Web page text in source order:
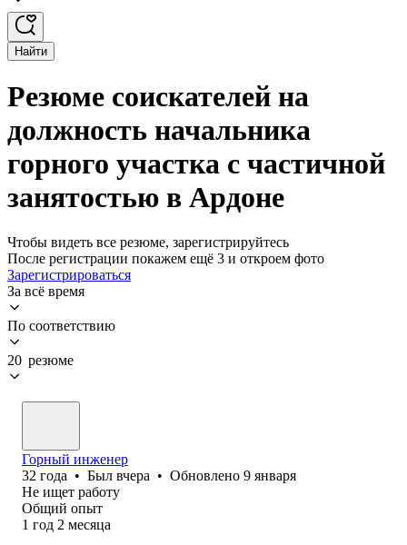
Найти
Резюме соискателей на
должность начальника
горного участка с частичной
занятостью в Ардоне
Чтобы видеть все резюме, зарегистрируйтесь
После регистрации покажем ещё 3 и откроем фото
Зарегистрироваться
За всё время
По соответствию
20 резюме
Горный инженер
32 года • Был вчера • Обновлено 9 января
Не ищет работу
Общий опыт
1 год 2 месяца